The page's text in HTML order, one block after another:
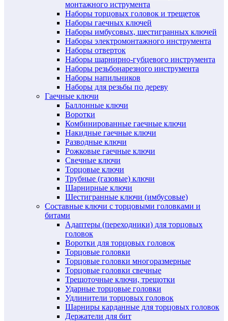
монтажного иструмента
Наборы торцовых головок и трещеток
Наборы гаечных ключей
Наборы имбусовых, шестигранных ключей
Наборы электромонтажного инструмента
Наборы отверток
Наборы шарнирно-губцевого инструмента
Наборы резьбонарезного инструмента
Наборы напильников
Наборы для резьбы по дереву
Гаечные ключи
Баллонные ключи
Воротки
Комбинированные гаечные ключи
Накидные гаечные ключи
Разводные ключи
Рожковые гаечные ключи
Свечные ключи
Торцовые ключи
Трубные (газовые) ключи
Шарнирные ключи
Шестигранные ключи (имбусовые)
Составные ключи с торцовыми головками и
битами
Адаптеры (переходники) для торцовых
головок
Воротки для торцовых головок
Торцовые головки
Торцовые головки многоразмерные
Торцовые головки свечные
Трещоточные ключи, трещотки
Ударные торцовые головки
Удлинители торцовых головок
Шарниры карданные для торцовых головок
Держатели для бит